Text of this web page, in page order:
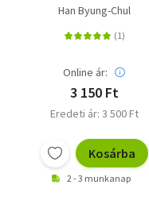
Han Byung-Chul
Online ár:
3 150 Ft
Eredeti ár: 3 500 Ft
Kosárba
2 - 3 munkanap